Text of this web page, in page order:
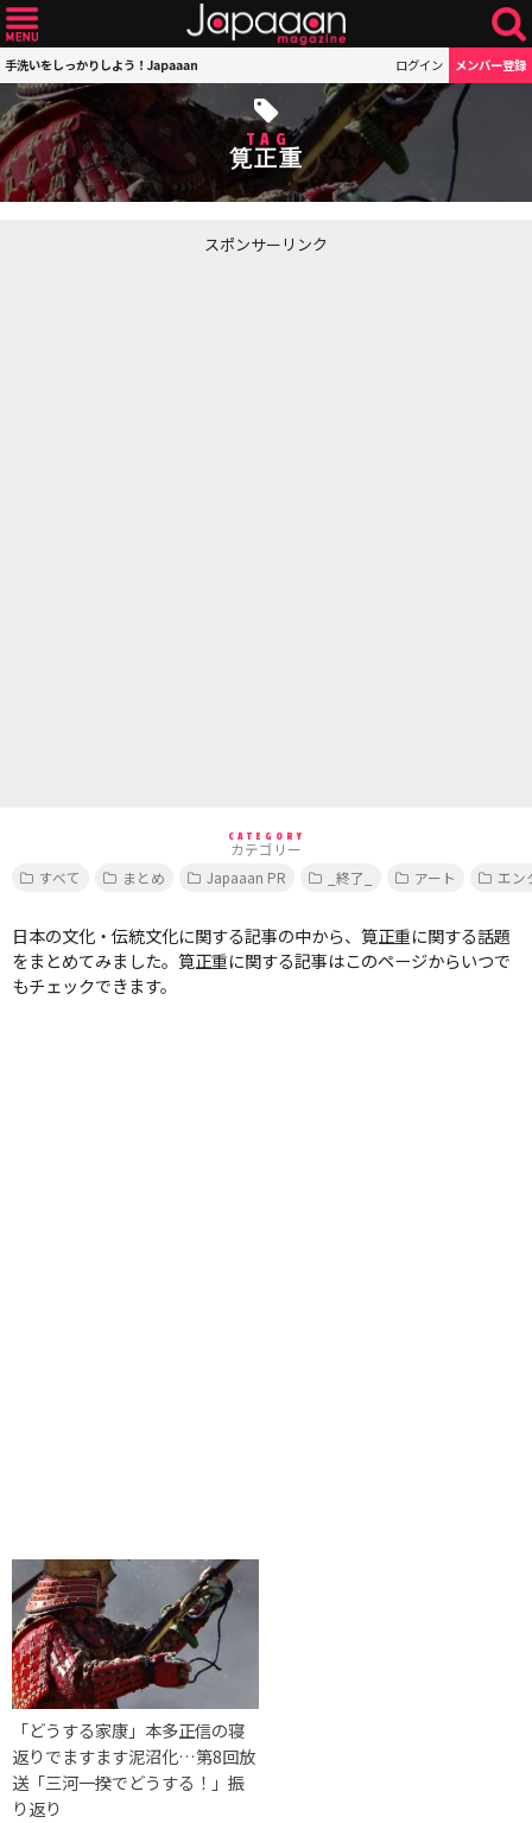
手洗いをしっかりしよう！Japaaan ログイン メンバー登録
TAG
筧正重
スポンサーリンク
CATEGORY
カテゴリー
すべて
まとめ Japaaan PR _終了_ アート エン
日本の文化・伝統文化に関する記事の中から、筧正重に関する話題
をまとめてみました。筧正重に関する記事はこのページからいつで
もチェックできます。
「どうする家康」本多正信の寝
返りでますます泥沼化…第8回放
送「三河一揆でどうする！」振
り返り